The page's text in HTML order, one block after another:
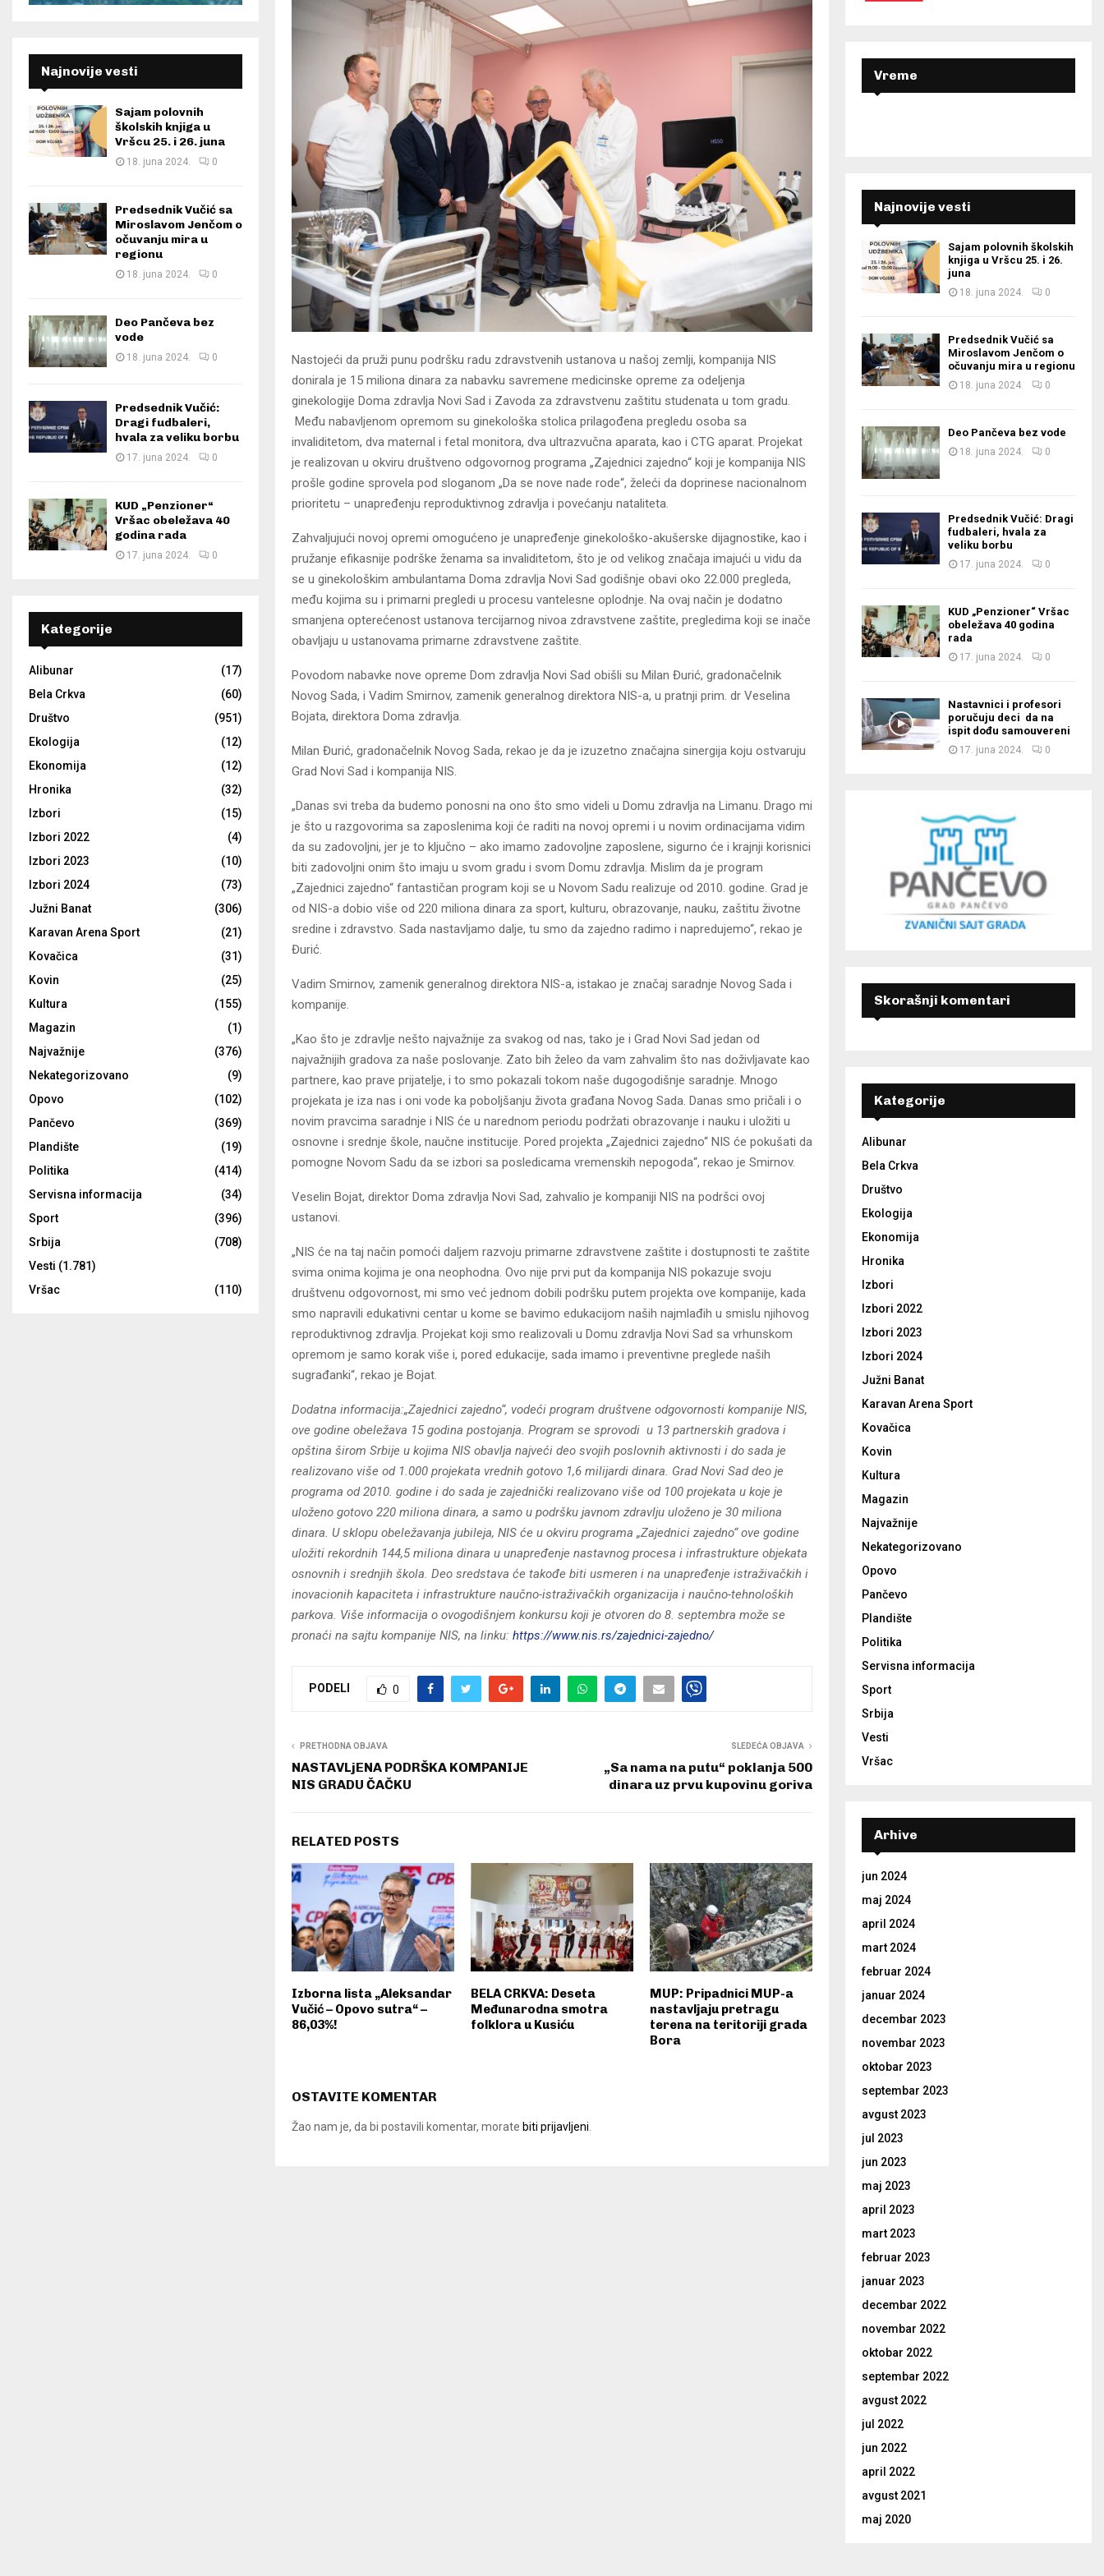
Nastojeći da pruži punu podršku radu zdravstvenih ustanova u našoj zemlji, kompanija NIS
donirala je 15 miliona dinara za nabavku savremene medicinske opreme za odeljenja
ginekologije Doma zdravlja Novi Sad i Zavoda za zdravstvenu zaštitu studenata u tom gradu.
Među nabavljenom opremom su ginekološka stolica prilagođena pregledu osoba sa
invaliditetom, dva maternal i fetal monitora, dva ultrazvučna aparata, kao i CTG aparat. Projekat
je realizovan u okviru društveno odgovornog programa „Zajednici zajedno“ koji je kompanija NIS
prošle godine sprovela pod sloganom „Da se nove nade rode“, želeći da doprinese nacionalnom
prioritetu – unapređenju reproduktivnog zdravlja i povećanju nataliteta.
Zahvaljujući novoj opremi omogućeno je unapređenje ginekološko-akušerske dijagnostike, kao i
pružanje efikasnije podrške ženama sa invaliditetom, što je od velikog značaja imajući u vidu da
se u ginekološkim ambulantama Doma zdravlja Novi Sad godišnje obavi oko 22.000 pregleda,
među kojima su i primarni pregledi u procesu vantelesne oplodnje. Na ovaj način je dodatno
smanjena opterećenost ustanova tercijarnog nivoa zdravstvene zaštite, pregledima koji se inače
obavljaju u ustanovama primarne zdravstvene zaštite.
Povodom nabavke nove opreme Dom zdravlja Novi Sad obišli su Milan Đurić, gradonačelnik
Novog Sada, i Vadim Smirnov, zamenik generalnog direktora NIS-a, u pratnji prim. dr Veselina
Bojata, direktora Doma zdravlja.
Milan Đurić, gradonačelnik Novog Sada, rekao je da je izuzetno značajna sinergija koju ostvaruju
Grad Novi Sad i kompanija NIS.
„Danas svi treba da budemo ponosni na ono što smo videli u Domu zdravlja na Limanu. Drago mi
je što u razgovorima sa zaposlenima koji će raditi na novoj opremi i u novim ordinacijama vidim
da su zadovoljni, jer je to ključno – ako imamo zadovoljne zaposlene, sigurno će i krajnji korisnici
biti zadovoljni onim što imaju u svom gradu i svom Domu zdravlja. Mislim da je program
„Zajednici zajedno“ fantastičan program koji se u Novom Sadu realizuje od 2010. godine. Grad je
od NIS-a dobio više od 220 miliona dinara za sport, kulturu, obrazovanje, nauku, zaštitu životne
sredine i zdravstvo. Sada nastavljamo dalje, tu smo da zajedno radimo i napredujemo“, rekao je
Đurić.
Vadim Smirnov, zamenik generalnog direktora NIS-a, istakao je značaj saradnje Novog Sada i
kompanije.
„Kao što je zdravlje nešto najvažnije za svakog od nas, tako je i Grad Novi Sad jedan od
najvažnijih gradova za naše poslovanje. Zato bih želeo da vam zahvalim što nas doživljavate kao
partnere, kao prave prijatelje, i to smo pokazali tokom naše dugogodišnje saradnje. Mnogo
projekata je iza nas i oni vode ka poboljšanju života građana Novog Sada. Danas smo pričali i o
novim pravcima saradnje i NIS će u narednom periodu podržati obrazovanje i nauku i uložiti u
osnovne i srednje škole, naučne institucije. Pored projekta „Zajednici zajedno“ NIS će pokušati da
pomogne Novom Sadu da se izbori sa posledicama vremenskih nepogoda“, rekao je Smirnov.
Veselin Bojat, direktor Doma zdravlja Novi Sad, zahvalio je kompaniji NIS na podršci ovoj
ustanovi.
„NIS će na taj način pomoći daljem razvoju primarne zdravstvene zaštite i dostupnosti te zaštite
svima onima kojima je ona neophodna. Ovo nije prvi put da kompanija NIS pokazuje svoju
društvenu odgovornost, mi smo već jednom dobili podršku putem projekta ove kompanije, kada
smo napravili edukativni centar u kome se bavimo edukacijom naših najmlađih u smislu njihovog
reproduktivnog zdravlja. Projekat koji smo realizovali u Domu zdravlja Novi Sad sa vrhunskom
opremom je samo korak više i, pored edukacije, sada imamo i preventivne preglede naših
sugrađanki“, rekao je Bojat.
Dodatna informacija:„Zajednici zajedno“, vodeći program društvene odgovornosti kompanije NIS,
ove godine obeležava 15 godina postojanja. Program se sprovodi u 13 partnerskih gradova i
opština širom Srbije u kojima NIS obavlja najveći deo svojih poslovnih aktivnosti i do sada je
realizovano više od 1.000 projekata vrednih gotovo 1,6 milijardi dinara. Grad Novi Sad deo je
programa od 2010. godine i do sada je zajednički realizovano više od 100 projekata u koje je
uloženo gotovo 220 miliona dinara, a samo u podršku javnom zdravlju uloženo je 30 miliona
dinara. U sklopu obeležavanja jubileja, NIS će u okviru programa „Zajednici zajedno“ ove godine
uložiti rekordnih 144,5 miliona dinara u unapređenje nastavnog procesa i infrastrukture objekata
osnovnih i srednjih škola. Deo sredstava će takođe biti usmeren i na unapređenje istraživačkih i
inovacionih kapaciteta i infrastrukture naučno-istraživačkih organizacija i naučno-tehnoloških
parkova. Više informacija o ovogodišnjem konkursu koji je otvoren do 8. septembra može se
pronaći na sajtu kompanije NIS, na linku: https://www.nis.rs/zajednici-zajedno/
PODELI 0
PRETHODNA OBJAVA
NASTAVLjENA PODRŠKA KOMPANIJE
NIS GRADU ČAČKU
SLEDEĆA OBJAVA
„Sa nama na putu“ poklanja 500
dinara uz prvu kupovinu goriva
RELATED POSTS
Izborna lista „Aleksandar
Vučić – Opovo sutra“ –
86,03%!
BELA CRKVA: Deseta
Međunarodna smotra
folklora u Kusiću
MUP: Pripadnici MUP-a
nastavljaju pretragu
terena na teritoriji grada
Bora
OSTAVITE KOMENTAR
Žao nam je, da bi postavili komentar, morate biti prijavljeni
Najnovije vesti
Sajam polovnih
školskih knjiga u
Vršcu 25. i 26. juna
18. juna 2024. 0
Predsednik Vučić sa
Miroslavom Jenčom o
očuvanju mira u
regionu
18. juna 2024. 0
Deo Pančeva bez
vode
18. juna 2024. 0
Predsednik Vučić:
Dragi fudbaleri,
hvala za veliku borbu
17. juna 2024. 0
KUD „Penzioner“
Vršac obeležava 40
godina rada
17. juna 2024. 0
Kategorije
Alibunar
(17)
Bela Crkva
(60)
Društvo
(951)
Ekologija
(12)
Ekonomija
(12)
Hronika
(32)
Izbori
(15)
Izbori 2022
(4)
Izbori 2023
(10)
Izbori 2024
(73)
Južni Banat
(306)
Karavan Arena Sport
(21)
Kovačica
(31)
Kovin
(25)
Kultura
(155)
Magazin
(1)
Najvažnije
(376)
Nekategorizovano
(9)
Opovo
(102)
Pančevo
(369)
Plandište
(19)
Politika
(414)
Servisna informacija
(34)
Sport
(396)
Srbija
(708)
Vesti (1.781)
Vršac
(110)
Vreme
Najnovije vesti
Sajam polovnih školskih
knjiga u Vršcu 25. i 26.
juna
18. juna 2024. 0
Predsednik Vučić sa
Miroslavom Jenčom o
očuvanju mira u regionu
18. juna 2024. 0
Deo Pančeva bez vode
18. juna 2024. 0
Predsednik Vučić: Dragi
fudbaleri, hvala za
veliku borbu
17. juna 2024. 0
KUD „Penzioner“ Vršac
obeležava 40 godina
rada
17. juna 2024. 0
Nastavnici i profesori
poručuju deci da na
ispit dođu samouvereni
17. juna 2024. 0
Skorašnji komentari
Kategorije
Alibunar
Bela Crkva
Društvo
Ekologija
Ekonomija
Hronika
Izbori
Izbori 2022
Izbori 2023
Izbori 2024
Južni Banat
Karavan Arena Sport
Kovačica
Kovin
Kultura
Magazin
Najvažnije
Nekategorizovano
Opovo
Pančevo
Plandište
Politika
Servisna informacija
Sport
Srbija
Vesti
Vršac
Arhive
jun 2024
maj 2024
april 2024
mart 2024
februar 2024
januar 2024
decembar 2023
novembar 2023
oktobar 2023
septembar 2023
avgust 2023
jul 2023
jun 2023
maj 2023
april 2023
mart 2023
februar 2023
januar 2023
decembar 2022
novembar 2022
oktobar 2022
septembar 2022
avgust 2022
jul 2022
jun 2022
april 2022
avgust 2021
maj 2020